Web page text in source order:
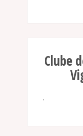
Clube
.